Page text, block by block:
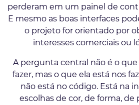
perderam em um painel de
E mesmo as boas interfaces
o projeto for orientado por
interesses comerciais ou
A pergunta central não é o
fazer, mas o que ela está nos
não está no código. Está na
escolhas de cor, de forma, de